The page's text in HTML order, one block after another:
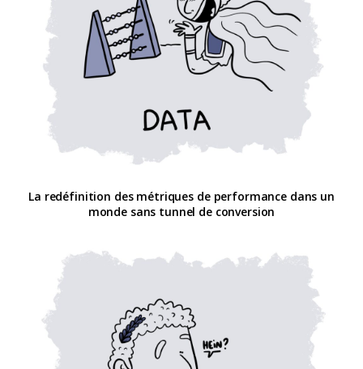
La redéfinition des métriques de performance dans un
monde sans tunnel de conversion